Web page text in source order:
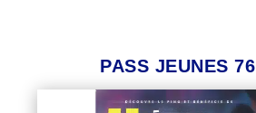
PASS JEUNES 76